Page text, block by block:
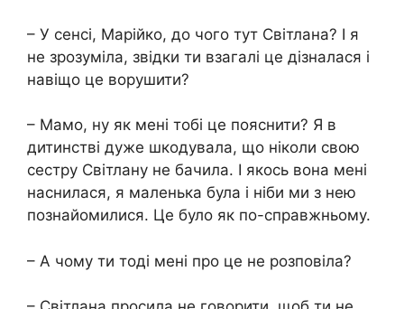
– У сенсі, Марійко, до чого тут Світлана? І я
не зрозуміла, звідки ти взагалі це дізналася і
навіщо це ворушити?
– Мамо, ну як мені тобі це пояснити? Я в
дитинстві дуже шкодувала, що ніколи свою
сестру Світлану не бачила. І якось вона мені
наснилася, я маленька була і ніби ми з нею
познайомилися. Це було як по-справжньому.
– А чому ти тоді мені про це не розповіла?